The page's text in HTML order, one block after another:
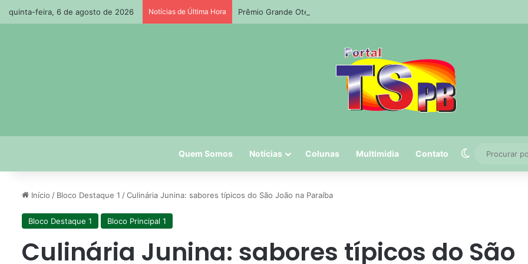
quinta-feira, 6 de agosto de 2026 Notícias de Última Hora Prêmio Grande Otelo 2026 destaca “Manas” e “O Agente Secreto”
Quem Somos Notícias Colunas Multimidia Contato Switch skin
Início / Bloco Destaque 1 /Culinária Junina: sabores típicos do São João na Paraíba
Bloco Destaque 1 Bloco Principal 1
Culinária Junina: sabores típicos do São